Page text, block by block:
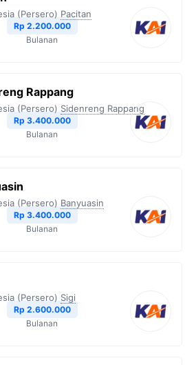
(Persero) Pacitan
Rp 2.200.000
Bulanan
Rappang
(Persero) Sidenreng Rappang
Rp 3.400.000
Bulanan
(Persero) Banyuasin
Rp 3.400.000
Bulanan
(Persero) Sigi
Rp 2.600.000
Bulanan